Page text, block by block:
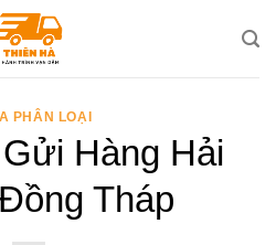
PHÂN LOẠI
Hàng Hải
Tháp